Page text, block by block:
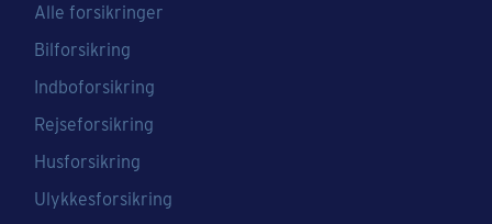
Alle forsikringer
Bilforsikring
Indboforsikring
Rejseforsikring
Husforsikring
Ulykkesforsikring